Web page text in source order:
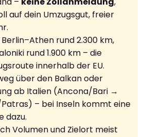
auf dein Umzugsgut, freier
Berlin–Athen rund 2.300 km,
rund 1.900 km – die
innerhalb der EU.
über den Balkan oder
ab Italien (Ancona/Bari →
– bei Inseln kommt eine
dazu.
Volumen und Zielort meist